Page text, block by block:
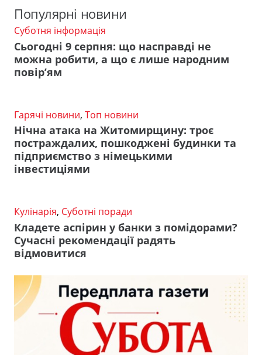
Популярні новини
Суботня інформація
Сьогодні 9 серпня: що насправді не
можна робити, а що є лише народним
повір’ям
Гарячі новини, Топ новини
Нічна атака на Житомирщину: троє
постраждалих, пошкоджені будинки та
підприємство з німецькими
інвестиціями
Кулінарія, Суботні поради
Кладете аспірин у банки з помідорами?
Сучасні рекомендації радять
відмовитися